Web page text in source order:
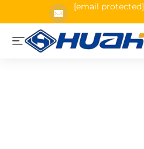
[email protected]